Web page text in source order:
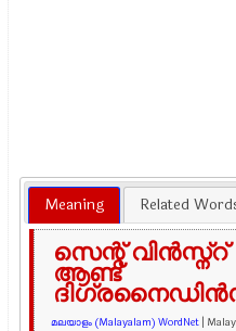
Meaning Related
സെന്റ് വിന്‍സ്ന്റ്
ആണ്ട്
മലയാളം (Malayalam) WordNet |